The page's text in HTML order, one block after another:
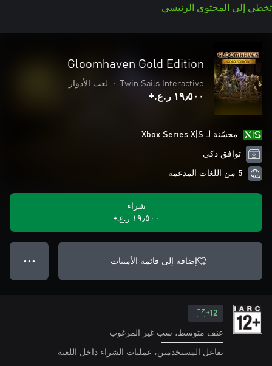
تخطي إلى المحتوى الرئيسي
Gloomhaven Gold Edition
Twin Sails Interactive
• لعب الأدوار
١٩٫٥٠٠ ر.ع.‏+
محسّنة لـ Xbox Series X|S
توافق ذكي
5 من اللغات المدعمة
شراء
١٩٫٥٠٠ ر.ع.‏+
إضافة إلى قائمة الأمنيات ● ● ●
12+
عنف متوسط، سب غير المرغوب
تفاعل المستخدمين، عمليات الشراء داخل اللعبة